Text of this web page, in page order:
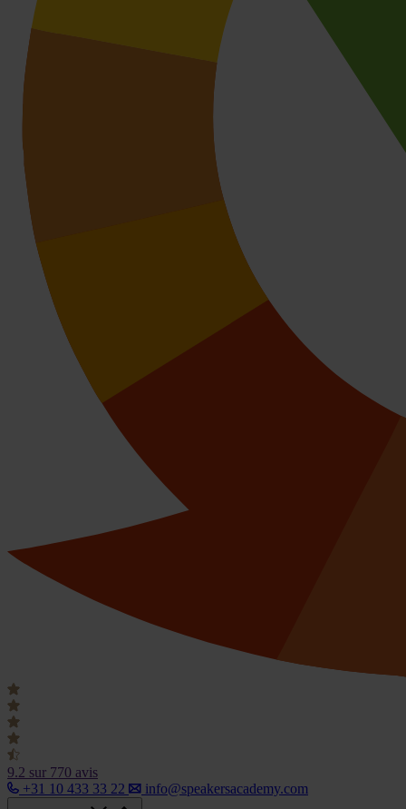
9.2 sur 770 avis
+31 10 433 33 22
info@speakersacademy.com